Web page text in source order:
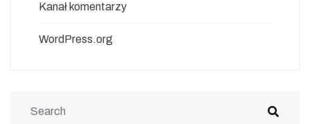
Kanał komentarzy
WordPress.org